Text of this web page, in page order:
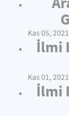
Kas 05, 2021
İlmi
Kas 01, 2021
İlmi